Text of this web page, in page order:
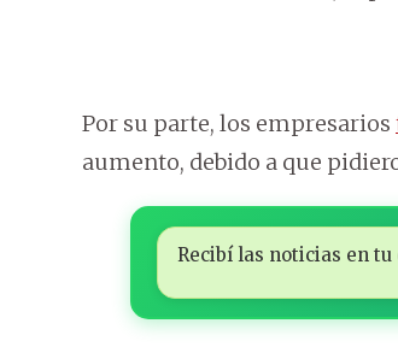
Por su parte, los empresarios
aumento, debido a que
Recibí las noticias en